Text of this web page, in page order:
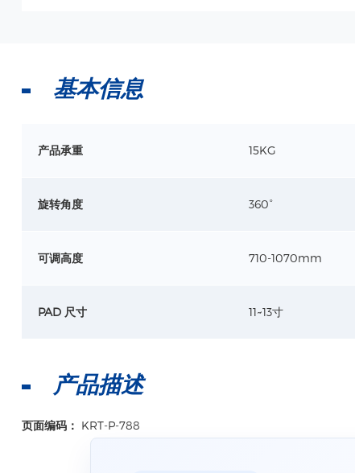
基本信息
产品承重 15KG
旋转角度 360°
可调高度 710-1070mm
PAD 尺寸 11~13寸
产品描述
页面编码： KRT-P-788